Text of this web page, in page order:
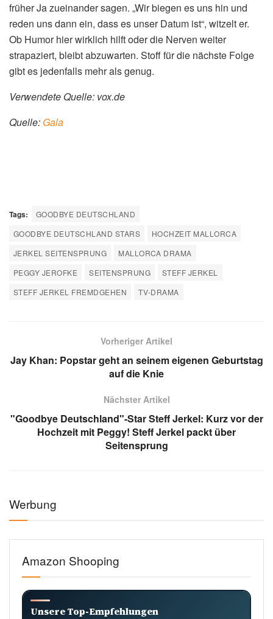
früher Ja zueinander sagen. „Wir biegen es uns hin und
reden uns dann ein, dass es unser Datum ist“, witzelt er.
Ob Humor hier wirklich hilft oder die Nerven weiter
strapaziert, bleibt abzuwarten. Stoff für die nächste Folge
gibt es jedenfalls mehr als genug.
Verwendete Quelle: vox.de
Quelle: Gala
Tags:
GOODBYE DEUTSCHLAND
GOODBYE DEUTSCHLAND STARS
HOCHZEIT MALLORCA
JERKEL SEITENSPRUNG
MALLORCA DRAMA
PEGGY JEROFKE
SEITENSPRUNG
STEFF JERKEL
STEFF JERKEL FREMDGEHEN
TV-DRAMA
Vorheriger Artikel
Jay Khan: Popstar geht an seinem eigenen Geburtstag
auf die Knie
Nächster Artikel
"Goodbye Deutschland"-Star Steff Jerkel: Kurz vor der
Hochzeit mit Peggy! Steff Jerkel packt über
Seitensprung
Werbung
Amazon Shooping
Unsere Top-Empfehlungen